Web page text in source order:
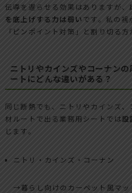
伝導を遅らせる効果はありますが、
を底上げする力は弱い です。私の
「ピンポイント対策」と割り切る方
ニトリやカインズやコーナン
ートにどんな違いがある？
同じ断熱でも、ニトリやカインズ
材ルートで出る業務用シートでは設
じます。
ニトリ・カインズ・コーナン
→暮らし向けのカーペット風マッ